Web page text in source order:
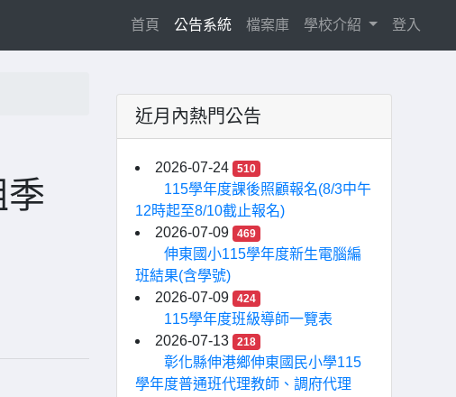
首頁 (current)
公告系統 檔案庫 學校介紹 登入
季
近月內熱門公告
2026-07-24 510
115學年度課後照顧報名(8/3中午
12時起至8/10截止報名)
2026-07-09
469
伸東國小115學年度新生電腦編
班結果(含學號)
2026-07-09
424
115學年度班級導師一覽表
2026-07-13
218
彰化縣伸港鄉伸東國民小學115
學年度普通班代理教師、調府代理